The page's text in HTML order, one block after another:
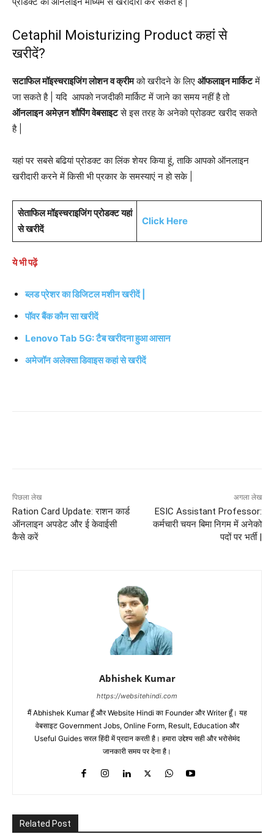
Cetaphil Moisturizing Product कहां से
खरीदें?
सटाफिल मॉइस्चराइजिंग लोशन व क्रीमको खरीदने के लिए ऑफलाइन मार्किटमें
जा सकते है | यदि आपको नजदीकी मार्किट में जाने का समय नहीं है तो
ऑनलाइन अमेज़न शौपिंग वेबसाइटसे इस तरह के अनेको प्रोडक्ट खरीद सकते
है |
यहां पर सबसे बढियां प्रोडक्ट का लिंक शेयर किया हूं, ताकि आपको ऑनलाइन
खरीदारी करने में किसी भी प्रकार के समस्याएं न हो सके |
सेताफिल मॉइस्चराइजिंग प्रोडक्ट यहां
से खरीदें
Click Here
ये भी पढ़ें
ब्लड प्रेशर का डिजिटल मशीन खरीदें |
पॉवर बैंक कौन सा खरीदें
Lenovo Tab 5G: टैब खरीदना हुआ आसान
अमेजॉन अलेक्सा डिवाइस कहां से खरीदें
पिछला लेख
Ration Card Update: राशन कार्ड
ऑनलाइन अपडेट और ई केवाईसी
कैसे करें
अगला लेख
ESIC Assistant Professor:
कर्मचारी चयन बिमा निगम में अनेको
पदों पर भर्ती |
Abhishek Kumar
https://websitehindi.com
मैं Abhishek Kumar हूँ और Website Hindi का Founder और Writer हूँ। यह
वेबसाइट Government Jobs, Online Form, Result, Education और
Useful Guides सरल हिंदी में प्रदान करती है। हमारा उद्देश्य सही और भरोसेमंद
जानकारी समय पर देना है।
Related Post